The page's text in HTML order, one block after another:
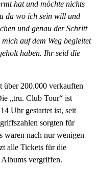
hat und möchte nichts
da wo ich sein will und
und genau der Schritt
auf dem Weg begleitet
haben. Ihr seid die
über 200.000 verkauften
„tru. Club Tour“ ist
Uhr gestartet ist, seit
sorgten für
waren nach nur wenigen
alle Tickets für die
vergriffen.